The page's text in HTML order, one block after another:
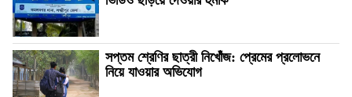
সপ্তম শ্রেণির ছাত্রী নিখোঁজ: প্রেমের প্রলোভনে
নিয়ে যাওয়ার অভিযোগ